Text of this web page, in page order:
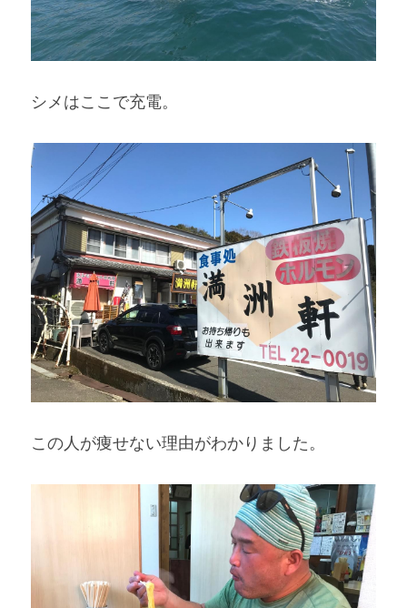
シメはここで充電。
この人が痩せない理由がわかりました。